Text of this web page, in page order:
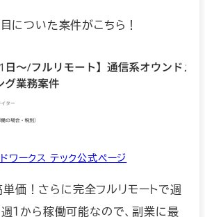
についた案件がこちら！
ワークス テック公式ページ
価！さらに完全フルリモートで週
１から稼働可能なので、副業に最